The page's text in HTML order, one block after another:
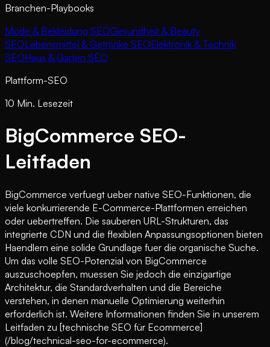
Branchen-Playbooks
Mode & Bekleidung SEOGesundheit & Beauty
SEOLebensmittel & Getränke SEOElektronik & Technik
SEOHaus & Garten SEO
Plattform-SEO
10 Min. Lesezeit
BigCommerce SEO-
Leitfaden
BigCommerce verfuegt ueber native SEO-Funktionen, die
viele konkurrierende E-Commerce-Plattformen erreichen
oder uebertreffen. Die sauberen URL-Strukturen, das
integrierte CDN und die flexiblen Anpassungsoptionen bieten
Haendlern eine solide Grundlage fuer die organische Suche.
Um das volle SEO-Potenzial von BigCommerce
auszuschoepfen, muessen Sie jedoch die einzigartige
Architektur, die Standardverhalten und die Bereiche
verstehen, in denen manuelle Optimierung weiterhin
erforderlich ist. Weitere Informationen finden Sie in unserem
Leitfaden zu [technische SEO für Ecommerce]
(/blog/technical-seo-for-ecommerce).